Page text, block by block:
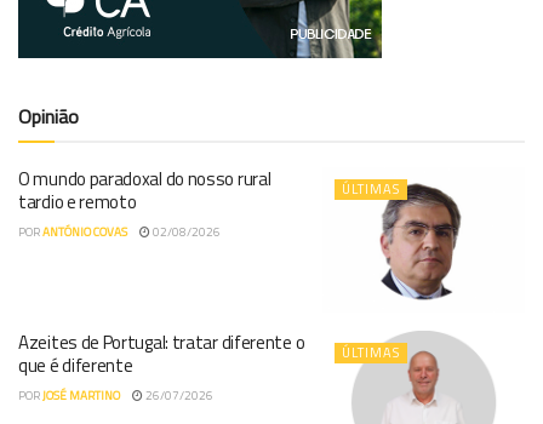
Opinião
ÚLTIMAS
O mundo paradoxal do nosso rural
tardio e remoto
PORANTÓNIO COVAS 02/08/2026
ÚLTIMAS
Azeites de Portugal: tratar diferente o
que é diferente
PORJOSÉ MARTINO 26/07/2026